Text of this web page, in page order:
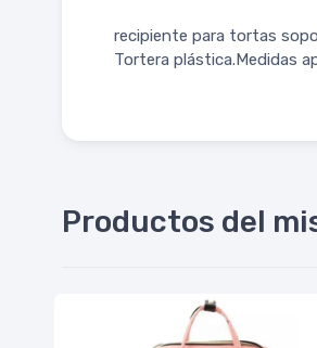
recipiente para tortas
Tortera plástica.Medidas
Productos del